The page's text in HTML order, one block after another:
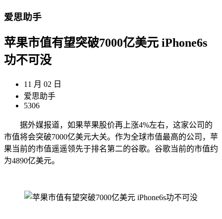
爱思助手
苹果市值有望突破7000亿美元 iPhone6s
功不可没
11 月 02 日
爱思助手
5306
据外媒报道，如果苹果股价再上涨4%左右，这家公司的
市值将会突破7000亿美元大关。作为全球市值最高的公司，苹
果当前的市值遥遥领先于排名第二的谷歌。谷歌当前的市值约
为4890亿美元。